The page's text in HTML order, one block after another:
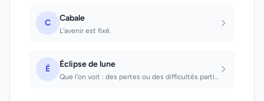
C Cabale
L'avenir est fixé.
É Éclipse de lune
Que l'on voit : des pertes ou des difficultés particulièrement graves.